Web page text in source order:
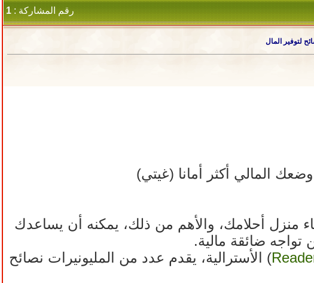
رقم المشاركة : 1
لتوفير المال
المالي أكثر أمانا (غيتي)
منزل أحلامك، والأهم من ذلك، يمكنه أن يساعدك
ضائقة مالية.
) الأسترالية، يقدم عدد من المليونيرات نصائح